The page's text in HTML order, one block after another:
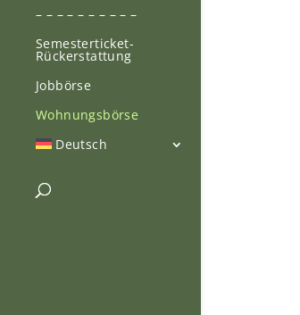
– – – – – – – – – –
Semesterticket-
Rückerstattung
Jobbörse
Wohnungsbörse
Deutsch